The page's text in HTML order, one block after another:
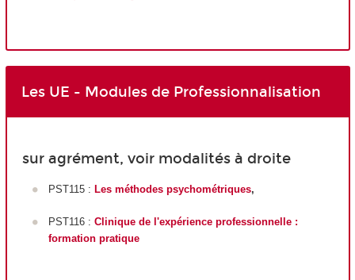
Les UE - Modules de Professionnalisation
sur agrément, voir modalités à droite
PST115 : Les méthodes psychométriques,
PST116 : Clinique de l'expérience professionnelle :
formation pratique